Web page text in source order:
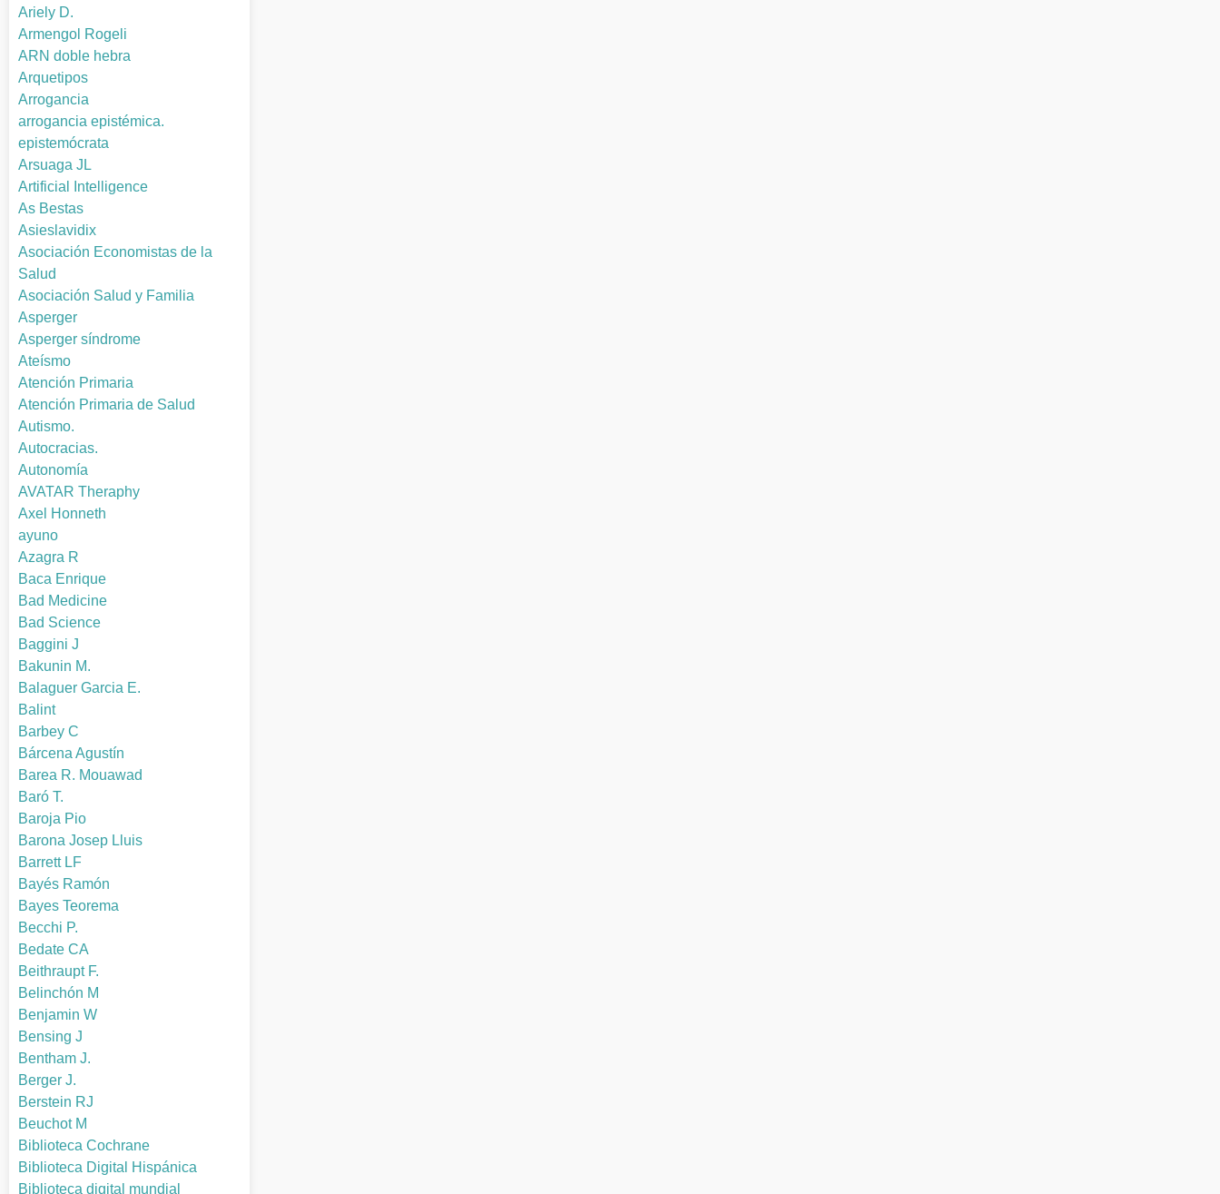
Ariely D.
Armengol Rogeli
ARN doble hebra
Arquetipos
Arrogancia
arrogancia epistémica.
epistemócrata
Arsuaga JL
Artificial Intelligence
As Bestas
Asieslavidix
Asociación Economistas de la
Salud
Asociación Salud y Familia
Asperger
Asperger síndrome
Ateísmo
Atención Primaria
Atención Primaria de Salud
Autismo.
Autocracias.
Autonomía
AVATAR Theraphy
Axel Honneth
ayuno
Azagra R
Baca Enrique
Bad Medicine
Bad Science
Baggini J
Bakunin M.
Balaguer Garcia E.
Balint
Barbey C
Bárcena Agustín
Barea R. Mouawad
Baró T.
Baroja Pio
Barona Josep Lluis
Barrett LF
Bayés Ramón
Bayes Teorema
Becchi P.
Bedate CA
Beithraupt F.
Belinchón M
Benjamin W
Bensing J
Bentham J.
Berger J.
Berstein RJ
Beuchot M
Biblioteca Cochrane
Biblioteca Digital Hispánica
Biblioteca digital mundial